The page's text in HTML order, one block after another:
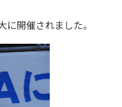
開催されました。